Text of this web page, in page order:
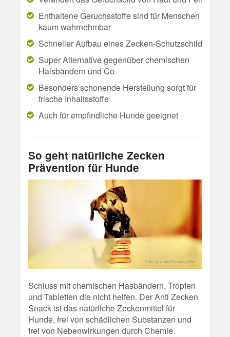
Enthaltene Geruchsstoffe sind für Menschen
kaum wahrnehmbar
Schneller Aufbau eines Zecken-Schutzschild
Super Alternative gegenüber chemischen
Halsbändern und Co
Besonders schonende Herstellung sorgt für
frische Inhaltsstoffe
Auch für empfindliche Hunde geeignet
So geht natürliche Zecken
Prävention für Hunde
Schluss mit chemischen Hasbändern, Tropfen
und Tabletten die nicht helfen. Der Anti Zecken
Snack ist das natürliche Zeckenmittel für
Hunde, frei von schädlichen Substanzen und
frei von Nebenwirkungen durch Chemie.